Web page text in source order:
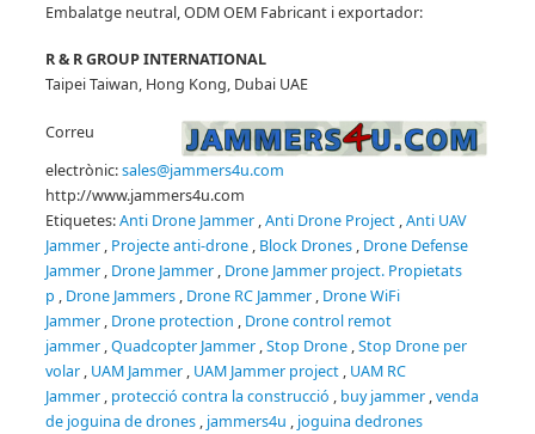
Embalatge neutral, ODM OEM Fabricant i exportador:
R & R GROUP INTERNATIONAL
Taipei Taiwan, Hong Kong, Dubai UAE
Correu
electrònic:sales@jammers4u.com
http://www.jammers4u.com
Etiquetes:Anti Drone Jammer,Anti Drone Project,Anti UAV
Jammer, Projecte anti-drone, Block Drones, Drone Defense
Jammer, Drone Jammer, Drone Jammer project. Propietats
p , Drone Jammers, Drone RC Jammer, Drone WiFi
Jammer, Drone protection , Drone control remot
jammer,Quadcopter Jammer,Stop Drone,Stop Drone per
volar, UAM Jammer, UAM Jammer project, UAM RC
Jammer, protecció contra la construcció , buy jammer,venda
de joguina dedrones, jammers4u , joguina dedrones